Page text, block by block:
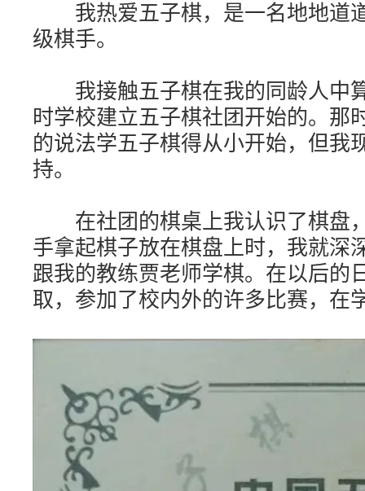
我热爱五子棋，是一名地地道
级棋手。
我接触五子棋在我的同龄人中
时学校建立五子棋社团开始的。那
的说法学五子棋得从小开始，但我
持。
在社团的棋桌上我认识了棋盘
手拿起棋子放在棋盘上时，我就深
跟我的教练贾老师学棋。在以后的
取，参加了校内外的许多比赛，在